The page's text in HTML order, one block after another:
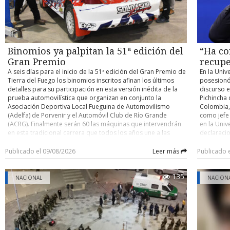
el
acceder
cerrado
y
Binomios ya palpitan la 51ª edición del
Gran Premio
A seis días para el inicio de la 51ª edición del Gran Premio de
Tierra del Fuego los binomios inscritos afinan los últimos
detalles para su participación en esta versión inédita de la
prueba automovilística que organizan en conjunto la
Asociación Deportiva Local Fueguina de Automovilismo
(Adelfa) de Porvenir y el Automóvil Club de Río Grande
(ACRG). Finalmente serán 60 las máquinas que intervendrán
en esta tradicional carrera que todos los años une a las
vuelta, con partida y llegada este año en la capital fueguina.
Como es ya conocido, para esta versión los organizadores
determinaron que la carrera se dispute por etapas,
reemplazando lo que se realizaba hasta la edición pasada
que era de bandera a bandera y sin detenciones entremedio
del recorrido total. PARCIALIZADA Es así que la competencia
se parcializará en seis tramos cronometrados, tres el
sábado y otros tres el domingo, más otros sectores de
enlaces y neutralizaciones en los que se deberá circular a
Publicado el 09/08/2026 Leer más
“Ha
En la
discurso
Pichincha
como
en la
nacional”
país. En
Ha
autoridad
en otras
Publicado
NACIONAL 135